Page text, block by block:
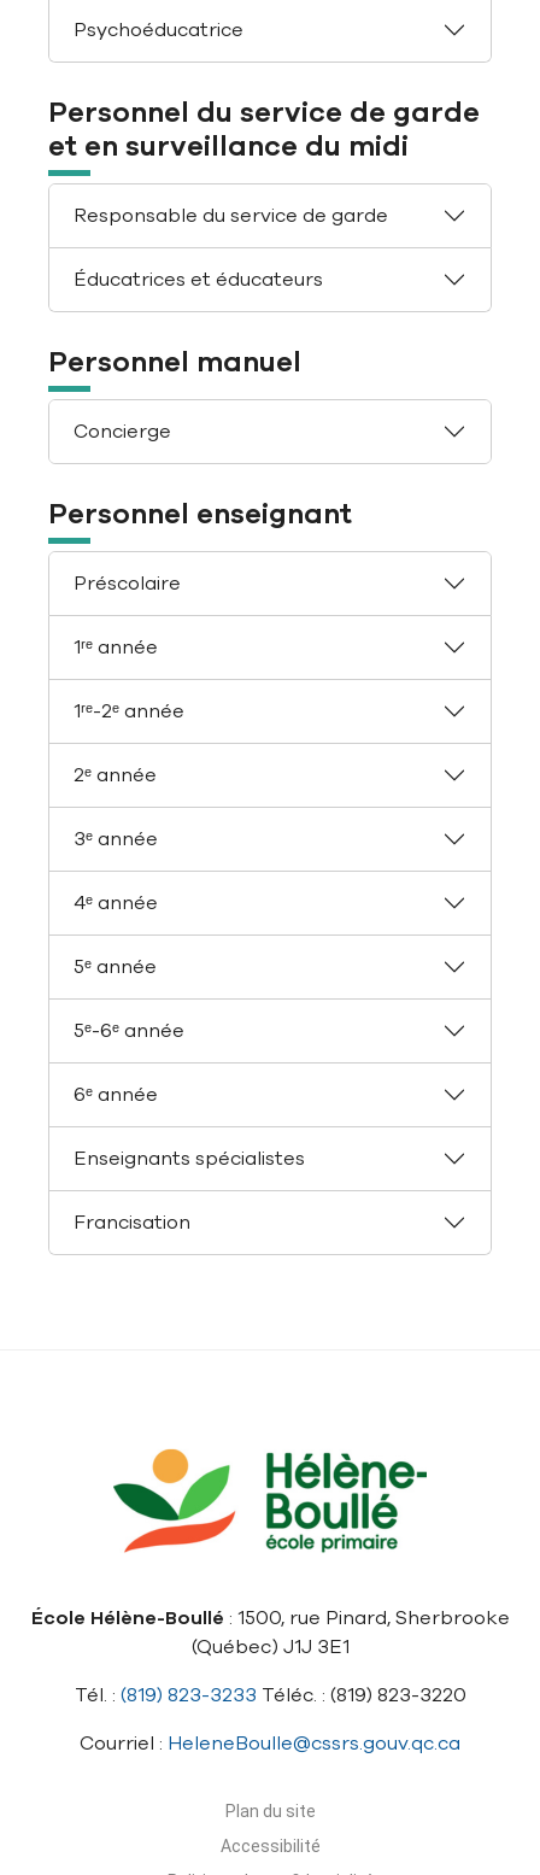
Psychoéducatrice
Personnel du service de garde
et en surveillance du midi
Responsable du service de garde
Éducatrices et éducateurs
Personnel manuel
Concierge
Personnel enseignant
Préscolaire
1ʳᵉ année
1ʳᵉ-2ᵉ année
2ᵉ année
3ᵉ année
4ᵉ année
5ᵉ année
5ᵉ-6ᵉ année
6ᵉ année
Enseignants spécialistes
Francisation
École Hélène-Boullé : 1500, rue Pinard, Sherbrooke
(Québec) J1J 3E1
Tél. : (819) 823-3233 Téléc. : (819) 823-3220
Courriel : HeleneBoulle@cssrs.gouv.qc.ca
Plan du site
Accessibilité